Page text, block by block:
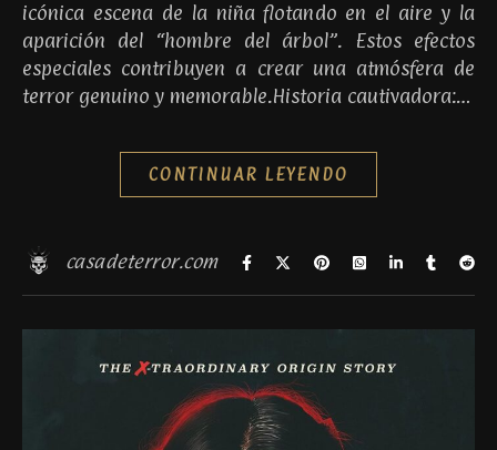
icónica escena de la niña flotando en el aire y la
aparición del “hombre del árbol”. Estos efectos
especiales contribuyen a crear una atmósfera de
terror genuino y memorable.Historia cautivadora:…
CONTINUAR LEYENDO
casadeterror.com